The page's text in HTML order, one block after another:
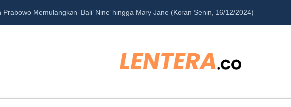
Memulangkan ‘Bali’ Nine’ hingga Mary Jane (Koran Senin, 16/12/2024)